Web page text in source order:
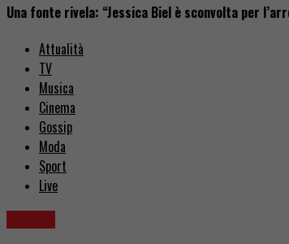
Una fonte rivela: “Jessica Biel è sconvolta per
Attualità
TV
Musica
Cinema
Gossip
Moda
Sport
Live